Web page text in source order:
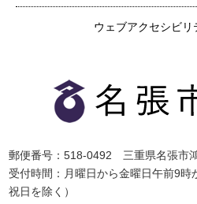
ウェブアクセシビリ
郵便番号：518-0492 三重県名張市
受付時間：月曜日から金曜日午前9時
祝日を除く）